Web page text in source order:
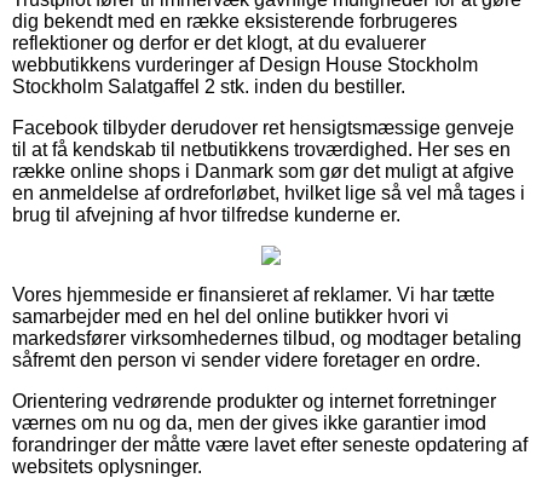
dig bekendt med en række eksisterende forbrugeres
reflektioner og derfor er det klogt, at du evaluerer
webbutikkens vurderinger af Design House Stockholm
Stockholm Salatgaffel 2 stk. inden du bestiller.
Facebook tilbyder derudover ret hensigtsmæssige genveje
til at få kendskab til netbutikkens troværdighed. Her ses en
række online shops i Danmark som gør det muligt at afgive
en anmeldelse af ordreforløbet, hvilket lige så vel må tages i
brug til afvejning af hvor tilfredse kunderne er.
Vores hjemmeside er finansieret af reklamer. Vi har tætte
samarbejder med en hel del online butikker hvori vi
markedsfører virksomhedernes tilbud, og modtager betaling
såfremt den person vi sender videre foretager en ordre.
Orientering vedrørende produkter og internet forretninger
værnes om nu og da, men der gives ikke garantier imod
forandringer der måtte være lavet efter seneste opdatering af
websitets oplysninger.